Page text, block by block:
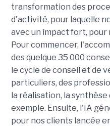
transformation des
d'activité, pour laquelle
avec un impact fort, pour
Pour commencer,
des quelque 35 000
le cycle de conseil et de
particuliers, des
la réalisation, la
exemple. Ensuite, l'IA
pour nos clients lancée